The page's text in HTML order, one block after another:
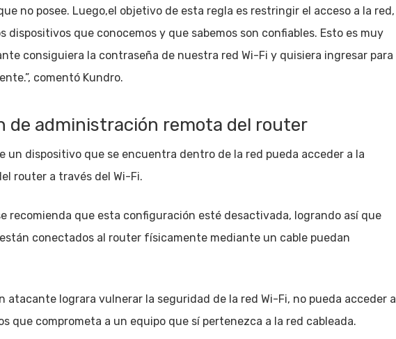
no posee. Luego,el objetivo de esta regla es restringir el acceso a la red,
dispositivos que conocemos y que sabemos son confiables. Esto es muy
consiguiera la contraseña de nuestra red Wi-Fi y quisiera ingresar para
comentó Kundro.
de administración remota del router
un dispositivo que se encuentra dentro de la red pueda acceder a la
router a través del Wi-Fi.
recomienda que esta configuración esté desactivada, logrando así que
conectados al router físicamente mediante un cable puedan
atacante lograra vulnerar la seguridad de la red Wi-Fi, no pueda acceder a
que comprometa a un equipo que sí pertenezca a la red cableada.